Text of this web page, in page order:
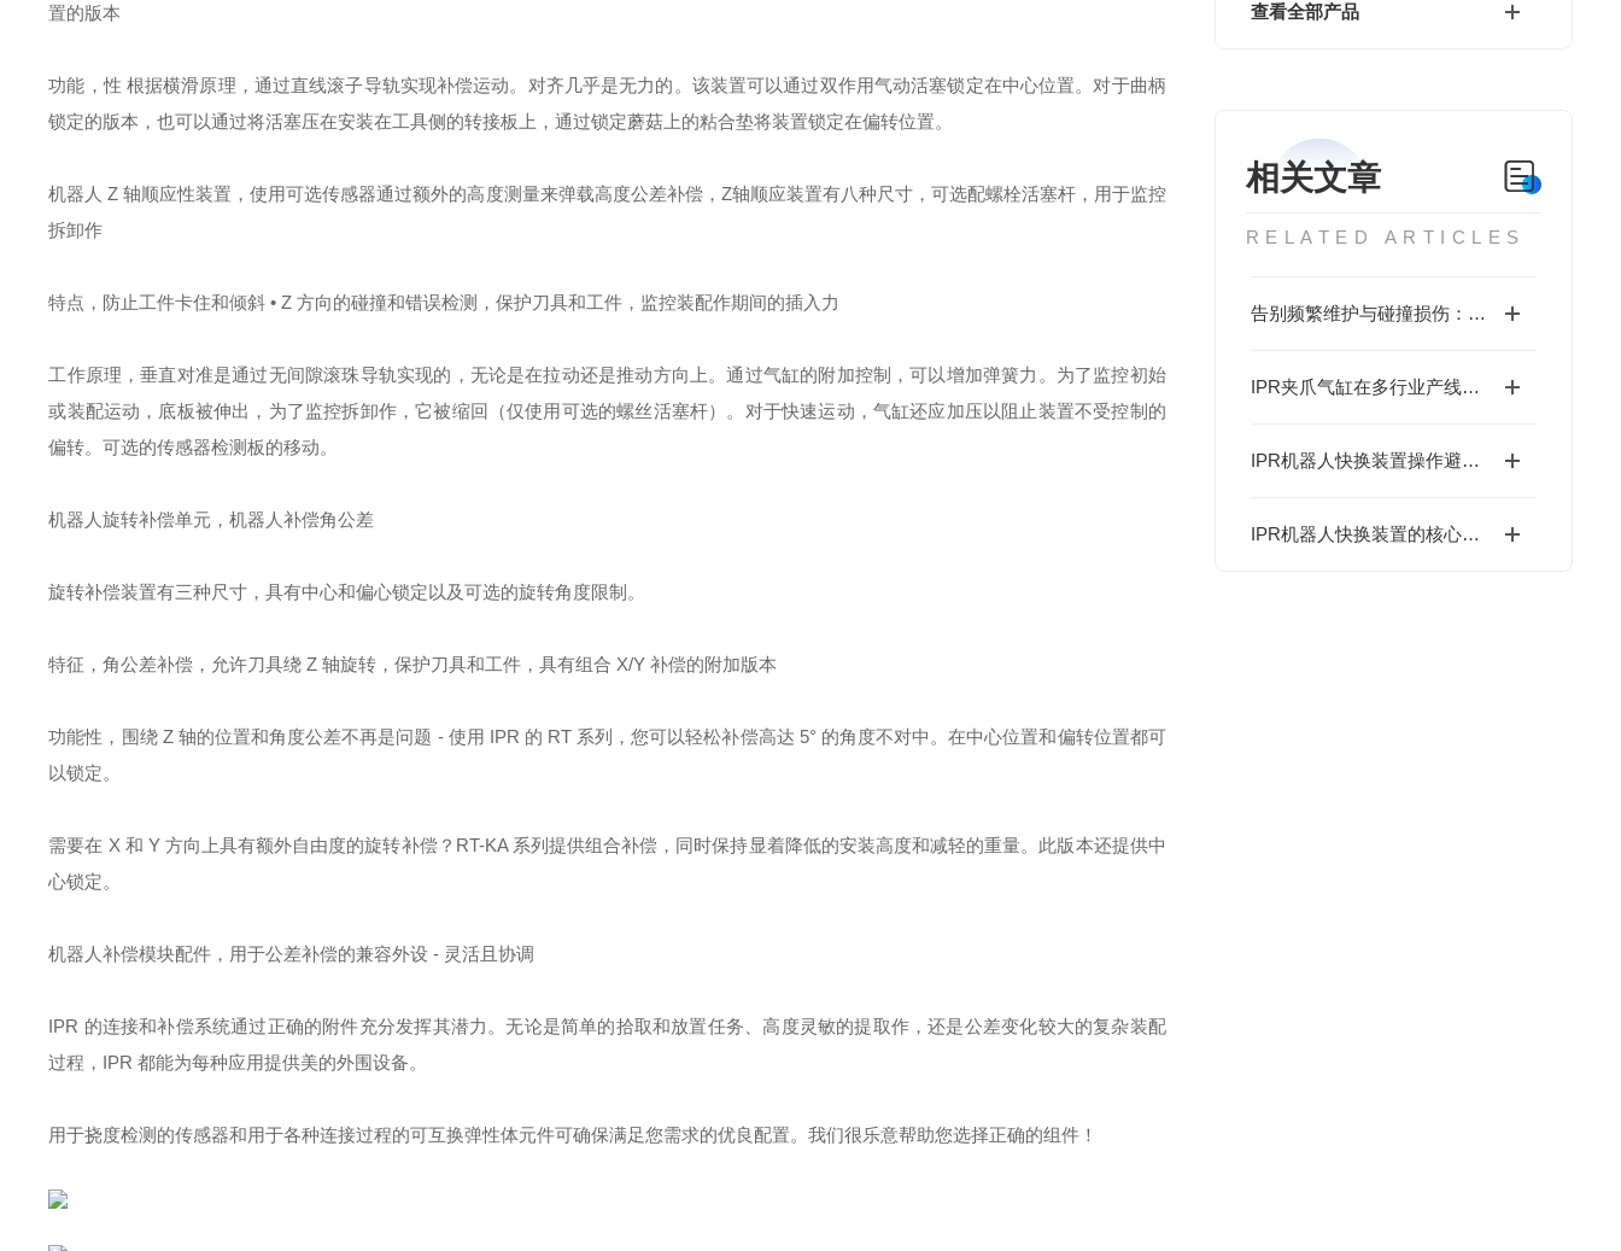
查看全部产品
相关文章
RELATED ARTICLES
告别频繁维护与碰撞损伤：IPR夹爪气缸的耐用设计
IPR夹爪气缸在多行业产线中的实战应用
IPR机器人快换装置操作避坑指南：这些细节不注意，快换优势全白搭
IPR机器人快换装置的核心优势在于其快速更换能力
置的版本
功能，性 根据横滑原理，通过直线滚子导轨实现补偿运动。对齐几乎是无力的。该装置可以通过双作用气动活塞锁定在中心位置。对于曲柄
锁定的版本，也可以通过将活塞压在安装在工具侧的转接板上，通过锁定蘑菇上的粘合垫将装置锁定在偏转位置。
机器人 Z 轴顺应性装置，使用可选传感器通过额外的高度测量来弹载高度公差补偿，Z轴顺应装置有八种尺寸，可选配螺栓活塞杆，用于监控
拆卸作
特点，防止工件卡住和倾斜 • Z 方向的碰撞和错误检测，保护刀具和工件，监控装配作期间的插入力
工作原理，垂直对准是通过无间隙滚珠导轨实现的，无论是在拉动还是推动方向上。通过气缸的附加控制，可以增加弹簧力。为了监控初始
或装配运动，底板被伸出，为了监控拆卸作，它被缩回（仅使用可选的螺丝活塞杆）。对于快速运动，气缸还应加压以阻止装置不受控制的
偏转。可选的传感器检测板的移动。
机器人旋转补偿单元，机器人补偿角公差
旋转补偿装置有三种尺寸，具有中心和偏心锁定以及可选的旋转角度限制。
特征，角公差补偿，允许刀具绕 Z 轴旋转，保护刀具和工件，具有组合 X/Y 补偿的附加版本
功能性，围绕 Z 轴的位置和角度公差不再是问题 - 使用 IPR 的 RT 系列，您可以轻松补偿高达 5° 的角度不对中。在中心位置和偏转位置都可
以锁定。
需要在 X 和 Y 方向上具有额外自由度的旋转补偿？RT-KA 系列提供组合补偿，同时保持显着降低的安装高度和减轻的重量。此版本还提供中
心锁定。
机器人补偿模块配件，用于公差补偿的兼容外设 - 灵活且协调
IPR 的连接和补偿系统通过正确的附件充分发挥其潜力。无论是简单的拾取和放置任务、高度灵敏的提取作，还是公差变化较大的复杂装配
过程，IPR 都能为每种应用提供美的外围设备。
用于挠度检测的传感器和用于各种连接过程的可互换弹性体元件可确保满足您需求的优良配置。我们很乐意帮助您选择正确的组件！